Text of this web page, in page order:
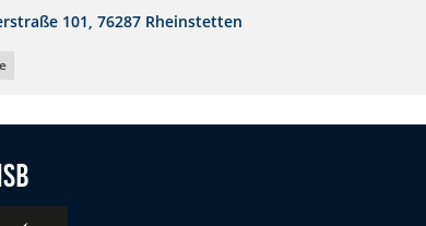
101, 76287 Rheinstetten